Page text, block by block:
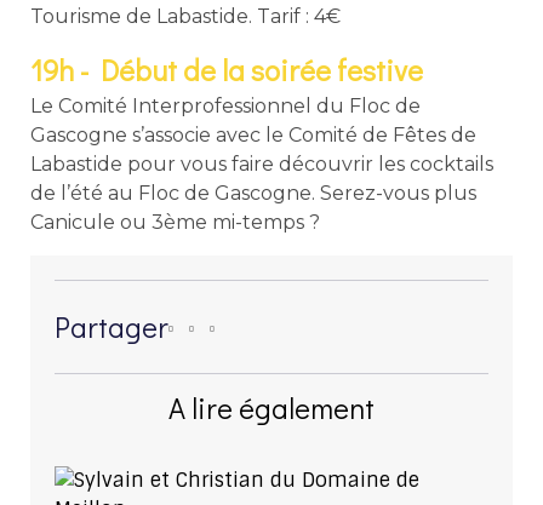
Tourisme de Labastide. Tarif : 4€
19h - Début de la soirée festive
Le Comité Interprofessionnel du Floc de
Gascogne s’associe avec le Comité de Fêtes de
Labastide pour vous faire découvrir les cocktails
de l’été au Floc de Gascogne. Serez-vous plus
Canicule ou 3ème mi-temps ?
Partager
A lire également